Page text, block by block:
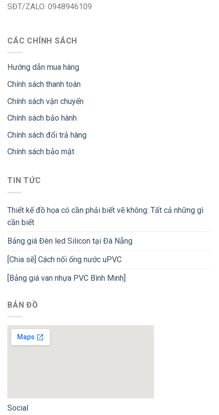
SĐT/ZALO: 0948946109
CÁC CHÍNH SÁCH
Hướng dẫn mua hàng
Chính sách thanh toán
Chính sách vận chuyển
Chính sách bảo hành
Chính sách đổi trả hàng
Chính sách bảo mật
TIN TỨC
Thiết kế đồ họa có cần phải biết vẽ không: Tất cả những gì
cần biết
Bảng giá Đèn led Silicon tại Đà Nẵng
[Chia sẽ] Cách nối ống nước uPVC
[Bảng giá van nhựa PVC Bình Minh]
BẢN ĐỒ
Social